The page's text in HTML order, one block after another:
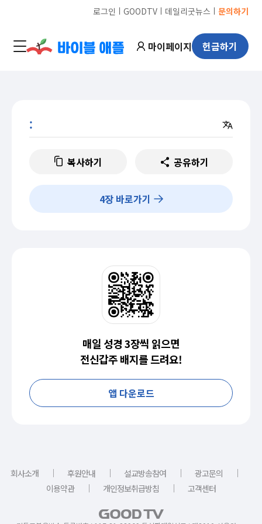
로그인 ㅣ GOODTVㅣ 데일리굿뉴스 ㅣ 문의하기
마이페이지 헌금하기
:
복사하기 공유하기
4장 바로가기
매일 성경 3장씩 읽으면
전신갑주 배지를 드려요!
앱 다운로드
회사소개 ｜ 후원안내 ｜ 설교방송참여 ｜ 광고문의
｜
이용약관
｜ 개인정보취급방침 ｜ 고객센터